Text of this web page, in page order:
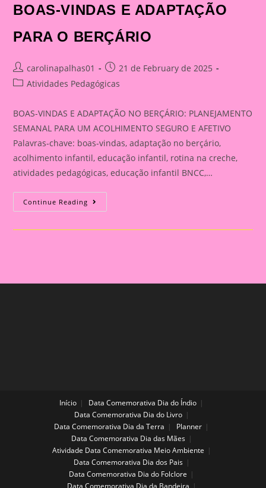
BOAS-VINDAS E ADAPTAÇÃO
PARA O BERÇÁRIO
Post
author:
carolinapalhas01
Post
published:
21 de February de 2025
PostAtividades Pedagógicas
BOAS-VINDAS E ADAPTAÇÃO NO BERÇÁRIO: PLANEJAMENTO
SEMANAL PARA UM ACOLHIMENTO SEGURO E AFETIVO
Palavras-chave: boas-vindas, adaptação no berçário,
acolhimento infantil, educação infantil, rotina na creche,
atividades pedagógicas, educação infantil BNCC,…
Continue Reading PLANEJAMENTO
SEMANAL:
VINDAS
Início
Data Comemorativa Dia do Índio
Data Comemorativa Dia do Livro
Data Comemorativa Dia da Terra
Planner
Data Comemorativa Dia das Mães
Atividade Data Comemorativa Meio Ambiente
Data Comemorativa Dia dos Pais
Data Comemorativa Dia do Folclore